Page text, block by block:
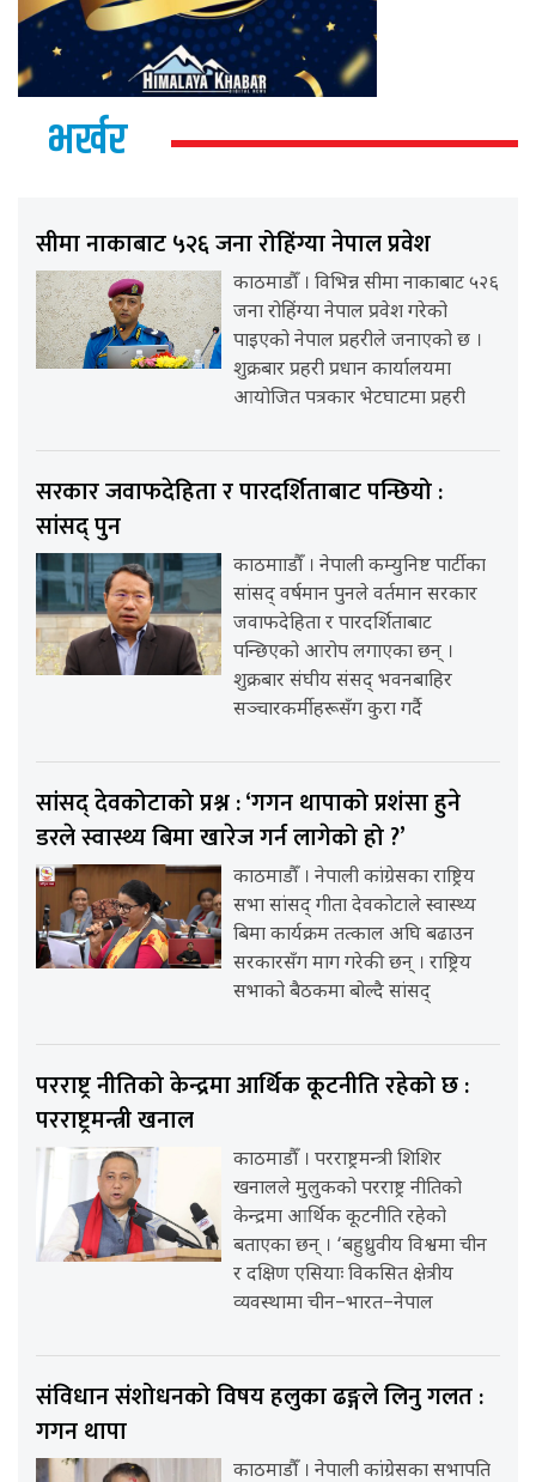
भर्खर
सीमा नाकाबाट ५२६ जना रोहिंग्या नेपाल प्रवेश
काठमाडौँ । विभिन्न सीमा नाकाबाट ५२६
जना रोहिंग्या नेपाल प्रवेश गरेको
पाइएको नेपाल प्रहरीले जनाएको छ ।
शुक्रबार प्रहरी प्रधान कार्यालयमा
आयोजित पत्रकार भेटघाटमा प्रहरी
सरकार जवाफदेहिता र पारदर्शिताबाट पन्छियो :
सांसद् पुन
काठमााडौँ । नेपाली कम्युनिष्ट पार्टीका
सांसद् वर्षमान पुनले वर्तमान सरकार
जवाफदेहिता र पारदर्शिताबाट
पन्छिएको आरोप लगाएका छन् ।
शुक्रबार संघीय संसद् भवनबाहिर
सञ्चारकर्मीहरूसँग कुरा गर्दै
सांसद् देवकोटाको प्रश्न : ‘गगन थापाको प्रशंसा हुने
डरले स्वास्थ्य बिमा खारेज गर्न लागेको हो ?’
काठमाडौँ । नेपाली कांग्रेसका राष्ट्रिय
सभा सांसद् गीता देवकोटाले स्वास्थ्य
बिमा कार्यक्रम तत्काल अघि बढाउन
सरकारसँग माग गरेकी छन् । राष्ट्रिय
सभाको बैठकमा बोल्दै सांसद्
परराष्ट्र नीतिको केन्द्रमा आर्थिक कूटनीति रहेको छ :
परराष्ट्रमन्त्री खनाल
काठमाडौँ । परराष्ट्रमन्त्री शिशिर
खनालले मुलुकको परराष्ट्र नीतिको
केन्द्रमा आर्थिक कूटनीति रहेको
बताएका छन् । ‘बहुध्रुवीय विश्वमा चीन
र दक्षिण एसियाः विकसित क्षेत्रीय
व्यवस्थामा चीन–भारत–नेपाल
संविधान संशोधनको विषय हलुका ढङ्गले लिनु गलत :
गगन थापा
काठमाडौँ । नेपाली कांग्रेसका सभापति